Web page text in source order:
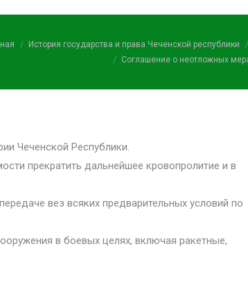
История государства и права Чеченской республики
Соглашение о неотложных
Чеченской Республики.
прекратить дальнейшее кровопролитие и в
вез всяких предварительных условий по
в боевых целях, включая ракетные,